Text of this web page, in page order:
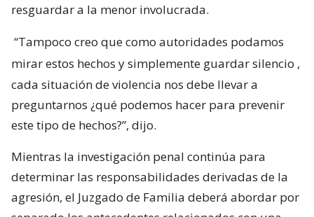
resguardar a la menor involucrada.
“Tampoco creo que como autoridades podamos
mirar estos hechos y simplemente guardar silencio ,
cada situación de violencia nos debe llevar a
preguntarnos ¿qué podemos hacer para prevenir
este tipo de hechos?”, dijo.
Mientras la investigación penal continúa para
determinar las responsabilidades derivadas de la
agresión, el Juzgado de Familia deberá abordar por